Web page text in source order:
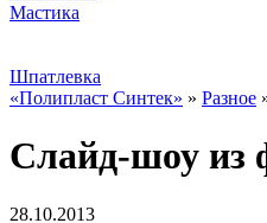
Мастика
Шпатлевка
«Полипласт Синтек» » Разное
Слайд-шоу из
28.10.2013